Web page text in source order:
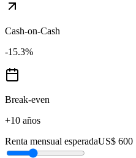
Cash-on-Cash
-15.3%
Break-even
+10 años
Renta mensual esperadaUS$ 600